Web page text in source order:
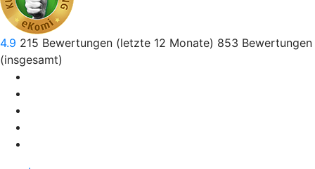
4.9 215 Bewertungen (letzte 12 Monate) 853 Bewertungen
(insgesamt)